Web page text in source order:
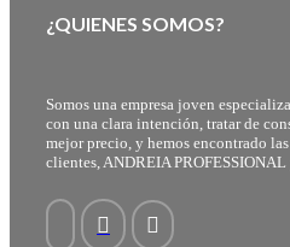
¿QUIENES SOMOS?
Somos una empresa joven
con una clara intención, tratar de
mejor precio, y hemos encontrado
clientes, ANDREIA